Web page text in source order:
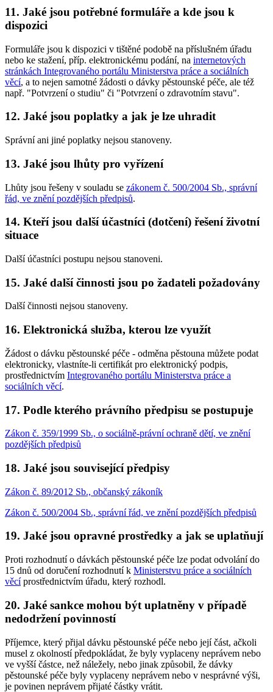
11. Jaké jsou potřebné formuláře a kde jsou k
dispozici
Formuláře jsou k dispozici v tištěné podobě na příslušném úřadu
nebo ke stažení, příp. elektronickému podání, na internetových
stránkách Integrovaného portálu Ministerstva práce a sociálních
věcí, a to nejen samotné žádosti o dávky pěstounské péče, ale též
např. "Potvrzení o studiu" či "Potvrzení o zdravotním stavu".
12. Jaké jsou poplatky a jak je lze uhradit
Správní ani jiné poplatky nejsou stanoveny.
13. Jaké jsou lhůty pro vyřízení
Lhůty jsou řešeny v souladu se zákonem č. 500/2004 Sb., správní
řád, ve znění pozdějších předpisů.
14. Kteří jsou další účastníci (dotčení) řešení životní
situace
Další účastníci postupu nejsou stanoveni.
15. Jaké další činnosti jsou po žadateli požadovány
Další činnosti nejsou stanoveny.
16. Elektronická služba, kterou lze využít
Žádost o dávku pěstounské péče - odměna pěstouna můžete podat
elektronicky, vlastníte-li certifikát pro elektronický podpis,
prostřednictvím Integrovaného portálu Ministerstva práce a
sociálních věcí.
17. Podle kterého právního předpisu se postupuje
Zákon č. 359/1999 Sb., o sociálně-právní ochraně dětí, ve znění
pozdějších předpisů
18. Jaké jsou související předpisy
Zákon č. 89/2012 Sb., občanský zákoník
Zákon č. 500/2004 Sb., správní řád, ve znění pozdějších předpisů
19. Jaké jsou opravné prostředky a jak se uplatňují
Proti rozhodnutí o dávkách pěstounské péče lze podat odvolání do
15 dnů od doručení rozhodnutí k Ministerstvu práce a sociálních
věcíprostřednictvím úřadu, který rozhodl.
20. Jaké sankce mohou být uplatněny v případě
nedodržení povinností
Příjemce, který přijal dávku pěstounské péče nebo její část, ačkoli
musel z okolností předpokládat, že byly vyplaceny neprávem nebo
ve vyšší částce, než náležely, nebo jinak způsobil, že dávky
pěstounské péče byly vyplaceny neprávem nebo v nesprávné výši,
je povinen neprávem přijaté částky vrátit.